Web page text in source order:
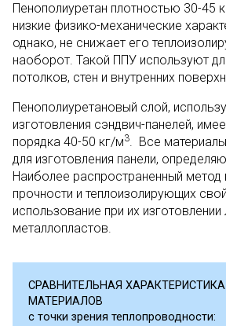
Пенополиуретан плотностью 30-45
низкие физико-механические
однако, не снижает его
наоборот. Такой ППУ используют
потолков, стен и внутренних
Пенополиуретановый слой,
изготовления сэндвич-панелей,
порядка 40-50 кг/м3. Все
для изготовления панели,
Наиболее распространенный
прочности и теплоизолирующих
использование при их изготовлении
металлопластов.
СРАВНИТЕЛЬНАЯ
МАТЕРИАЛОВ
с точки зрения теплопроводности: